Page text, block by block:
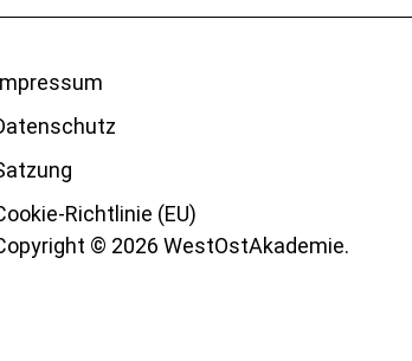
Richtlinie (EU)
© 2026 WestOstAkademie.